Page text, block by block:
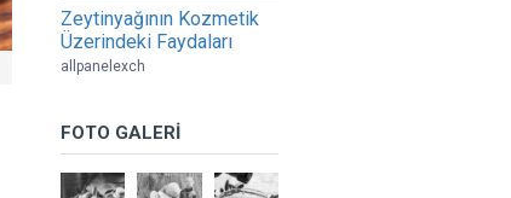
Zeytinyağının Kozmetik
Üzerindeki Faydaları
allpanelexch
FOTO GALERI